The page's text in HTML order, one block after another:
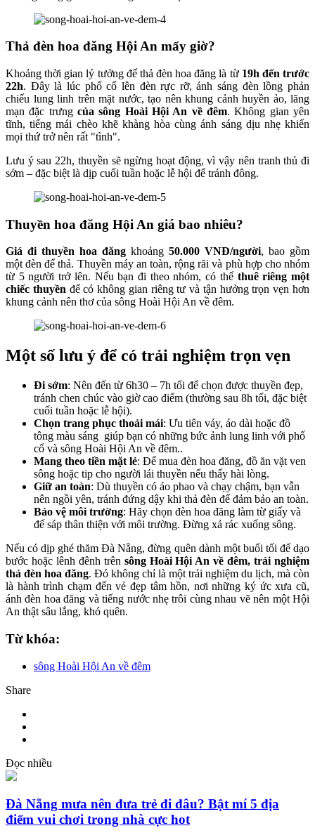
Thả đèn hoa đăng Hội An mấy giờ?
Khoảng thời gian lý tưởng để thả đèn hoa đăng là từ 19h đến trước
22h. Đây là lúc phố cổ lên đèn rực rỡ, ánh sáng đèn lồng phản
chiếu lung linh trên mặt nước, tạo nên khung cảnh huyền ảo, lãng
mạn đặc trưngcủa sông Hoài Hội An về đêm. Không gian yên
tĩnh, tiếng mái chèo khẽ khàng hòa cùng ánh sáng dịu nhẹ khiến
mọi thứ trở nên rất "tình".
Lưu ý sau 22h, thuyền sẽ ngừng hoạt động, vì vậy nên tranh thủ đi
sớm – đặc biệt là dịp cuối tuần hoặc lễ hội để tránh đông.
Thuyền hoa đăng Hội An giá bao nhiêu?
Giá đi thuyền hoa đăng khoảng 50.000 VNĐ/người, bao gồm
một đèn để thả. Thuyền máy an toàn, rộng rãi và phù hợp cho nhóm
từ 5 người trở lên. Nếu bạn đi theo nhóm, có thể thuê riêng một
chiếc thuyềnđể có không gian riêng tư và tận hưởng trọn vẹn hơn
khung cảnh nên thơ của sông Hoài Hội An về đêm.
Một số lưu ý để có trải nghiệm trọn vẹn
Đi sớm: Nên đến từ 6h30 – 7h tối để chọn được thuyền đẹp,
tránh chen chúc vào giờ cao điểm (thường sau 8h tối, đặc biệt
cuối tuần hoặc lễ hội).
Chọn trang phục thoải mái: Ưu tiên váy, áo dài hoặc đồ
tông màu sáng giúp bạn có những bức ảnh lung linh với phố
cổ và sông Hoài Hội An về đêm..
Mang theo tiền mặt lẻ: Để mua đèn hoa đăng, đồ ăn vặt ven
sông hoặc tip cho người lái thuyền nếu thấy hài lòng.
Giữ an toàn: Dù thuyền có áo phao và chạy chậm, bạn vẫn
nên ngồi yên, tránh đứng dậy khi thả đèn để đảm bảo an toàn.
Bảo vệ môi trường: Hãy chọn đèn hoa đăng làm từ giấy và
đế sáp thân thiện với môi trường. Đừng xả rác xuống sông.
Nếu có dịp ghé thăm Đà Nẵng, đừng quên dành một buổi tối để dạo
bước hoặc lênh đênh trên sông Hoài Hội An về đêm, trải nghiệm
thả đèn hoa đăng. Đó không chỉ là một trải nghiệm du lịch, mà còn
là hành trình chạm đến vẻ đẹp tâm hồn, nơi những ký ức xưa cũ,
ánh đèn hoa đăng và tiếng nước nhẹ trôi cùng nhau vẽ nên một Hội
An thật sâu lắng, khó quên.
Từ khóa:
sông Hoài Hội An về đêm
Share
Đọc nhiều
Đà Nẵng mưa nên đưa trẻ đi đâu? Bật mí 5 địa
điểm vui chơi trong nhà cực hot